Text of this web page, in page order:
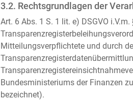
3.2. Rechtsgrundlagen der
Art. 6 Abs. 1 S. 1 lit. e) DSGVO
Mitteilungsverpflichtete und durch
Bundesministeriums der Finanzen
bezeichnet).